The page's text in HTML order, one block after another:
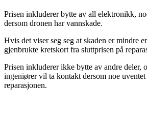
Prisen inkluderer bytte av all elektronikk,
dersom dronen har vannskade.
Hvis det viser seg seg at skaden er mindre
gjenbrukte kretskort fra sluttprisen på
Prisen inkluderer ikke bytte av andre deler,
ingeniører vil ta kontakt dersom noe
reparasjonen.